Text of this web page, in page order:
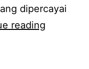
dipercayai
reading